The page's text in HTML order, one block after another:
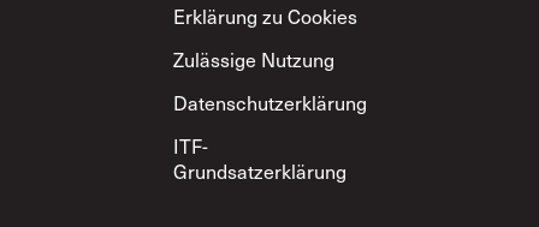
Erklärung zu Cookies
Zulässige Nutzung
Datenschutzerklärung
ITF-
Grundsatzerklärung